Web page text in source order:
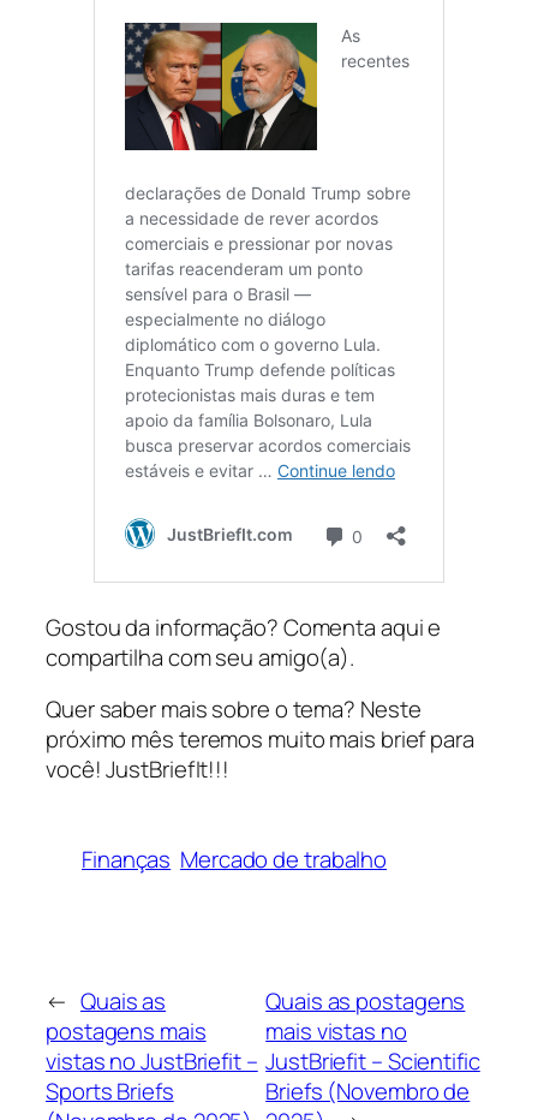
Gostou da informação? Comenta aqui e
compartilha com seu amigo(a).
Quer saber mais sobre o tema? Neste
próximo mês teremos muito mais brief para
você! JustBriefIt!!!
Finanças Mercado de trabalho
← Quais as
postagens mais
vistas no JustBriefit –
Sports Briefs
Quais as postagens
mais vistas no
JustBriefit – Scientific
Briefs (Novembro de